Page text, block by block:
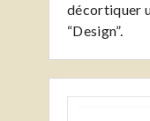
décortiquer
“Design”.